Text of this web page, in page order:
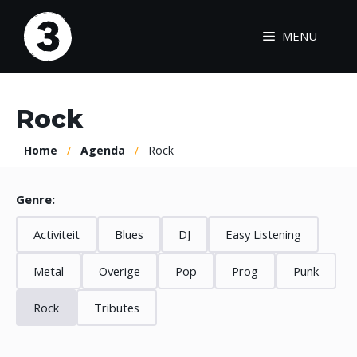
naar
inhoud
MENU
Rock
Home / Agenda / Rock
Genre:
Activiteit Blues DJ Easy Listening
Metal Overige Pop Prog Punk
Rock Tributes